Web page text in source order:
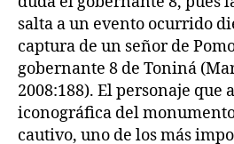
salta a un evento ocurrido
captura de un señor de
gobernante 8 de Toniná
2008:188). El personaje que
iconográfica del
cautivo, uno de los más